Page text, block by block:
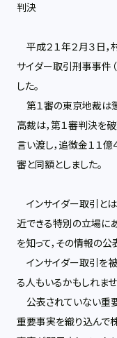
判決
平成２１年２月３日，
サイダー取引刑事事件
した。
第１審の東京地裁は
高裁は，第１審判決を
言い渡し，追徴金１１億
審と同額としました。
インサイダー取引と
近できる特別の立場に
を知って，その情報の
インサイダー取引を
る人もいるかもしれま
公表されていない重
重要事実を織り込んで